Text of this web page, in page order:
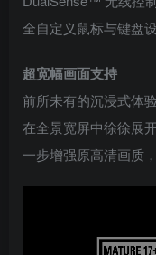
全自定义鼠标与键盘
超宽幅画面支持
前所未有的沉浸式体
在全景宽屏中徐徐展
一步增强原高清画质